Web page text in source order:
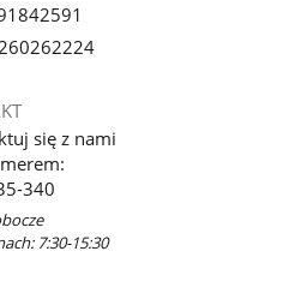
się z nami
340
7:30-15:30